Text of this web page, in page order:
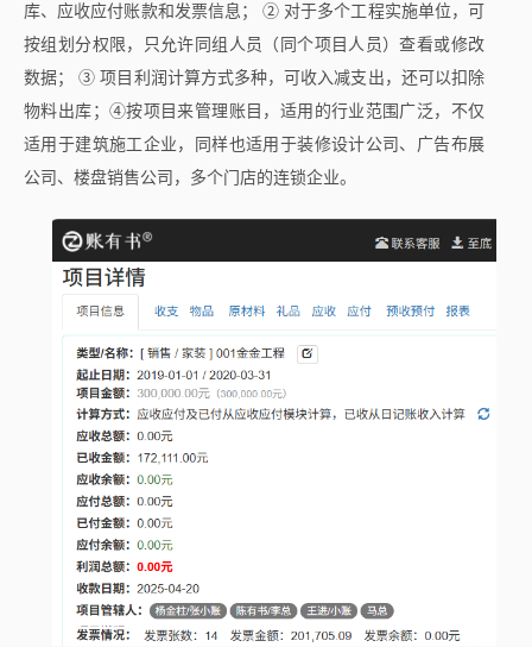
库、应收应付账款和发票信息； ② 对于多个工程实施单位，可
按组划分权限，只允许同组人员（同个项目人员）查看或修改
数据； ③ 项目利润计算方式多种，可收入减支出，还可以扣除
物料出库；④按项目来管理账目，适用的行业范围广泛，不仅
适用于建筑施工企业，同样也适用于装修设计公司、广告布展
公司、楼盘销售公司，多个门店的连锁企业。